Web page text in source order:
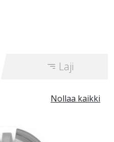
Laji
Nollaa kaikki